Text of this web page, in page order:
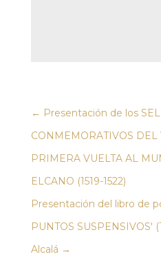
← Presentación de los
CONMEMORATIVOS
PRIMERA VUELTA AL
ELCANO (1519-1522)
Presentación del libro de
PUNTOS SUSPENSIVOS'
Alcalá →